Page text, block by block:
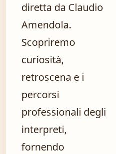
diretta da Claudio
Amendola.
Scopriremo
curiosità,
retroscena e i
percorsi
professionali degli
interpreti,
fornendo